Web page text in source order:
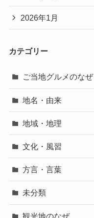
2026年1月
カテゴリー
ご当地グルメのなぜ
地名・由来
地域・地理
文化・風習
方言・言葉
未分類
観光地のなぜ